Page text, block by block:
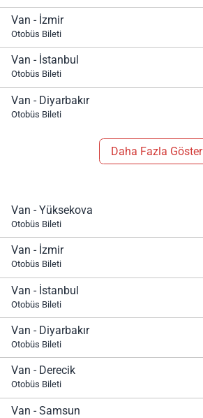
Van - İzmir
Otobüs Bileti
Van - İstanbul
Otobüs Bileti
Van - Diyarbakır
Otobüs Bileti
Daha Fazla Göster
Van - Yüksekova
Otobüs Bileti
Van - İzmir
Otobüs Bileti
Van - İstanbul
Otobüs Bileti
Van - Diyarbakır
Otobüs Bileti
Van - Derecik
Otobüs Bileti
Van - Samsun